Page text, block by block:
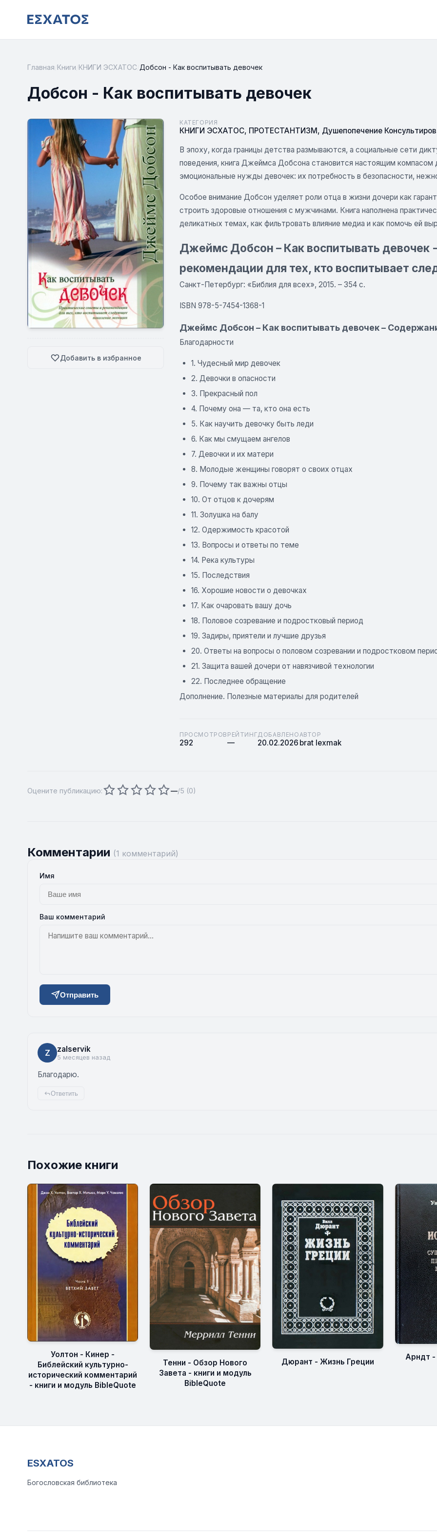
Главная Книги КНИГИ ЭСХАТОС Добсон - Как воспитывать девочек
Добсон - Как воспитывать девочек
Добавить в избранное
КАТЕГОРИЯ
КНИГИ ЭСХАТОС, ПРОТЕСТАНТИЗМ, Душепопечение
В эпоху, когда границы детства размываются, а социальные сети
поведения, книга Джеймса Добсона становится настоящим
эмоциональные нужды девочек: их потребность в безопасности,
Особое внимание Добсон уделяет роли отца в жизни дочери как
строить здоровые отношения с мужчинами. Книга наполнена
деликатных темах, как фильтровать влияние медиа и как помочь ей
Джеймс Добсон – Как воспитывать девочек
рекомендации для тех, кто воспитывает
Санкт-Петербург: «Библия для всех», 2015. – 354 с.
ISBN 978-5-7454-1368-1
Джеймс Добсон – Как воспитывать девочек –
Благодарности
1. Чудесный мир девочек
2. Девочки в опасности
3. Прекрасный пол
4. Почему она — та, кто она есть
5. Как научить девочку быть леди
6. Как мы смущаем ангелов
7. Девочки и их матери
8. Молодые женщины говорят о своих отцах
9. Почему так важны отцы
10. От отцов к дочерям
11. Золушка на балу
12. Одержимость красотой
13. Вопросы и ответы по теме
14. Река культуры
15. Последствия
16. Хорошие новости о девочках
17. Как очаровать вашу дочь
18. Половое созревание и подростковый период
19. Задиры, приятели и лучшие друзья
20. Ответы на вопросы о половом созревании и подростковом
21. Защита вашей дочери от навязчивой технологии
22. Последнее обращение
Дополнение. Полезные материалы для родителей
ПРОСМОТРОВ
292
РЕЙТИНГ
—
ДОБАВЛЕНО
20.02.2026
АВТОР
brat lexmak
Оцените публикацию: —/5 (0)
Комментарии (1 комментарий)
Имя
Ваш комментарий
Отправить
Z zalservik
5 месяцев назад
Благодарю.
Ответить
Похожие книги
Уолтон - Кинер -
Библейский культурно-
исторический комментарий
- книги и модуль BibleQuote
Тенни - Обзор Нового
Завета - книги и модуль
BibleQuote
Дюрант - Жизнь Греции
Арндт -
ESXATOS
Богословская библиотека